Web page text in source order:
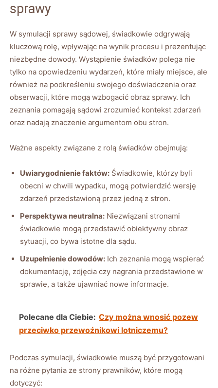
sprawy
W symulacji sprawy sądowej, świadkowie odgrywają
kluczową rolę, wpływając na wynik procesu i prezentując
niezbędne dowody. Wystąpienie świadków polega nie
tylko na opowiedzeniu wydarzeń, które miały miejsce, ale
również na podkreśleniu swojego doświadczenia oraz
obserwacji, które mogą wzbogacić obraz sprawy. Ich
zeznania pomagają sądowi zrozumieć kontekst zdarzeń
oraz nadają znaczenie argumentom obu stron.
Ważne aspekty związane z rolą świadków obejmują:
Uwiarygodnienie faktów: Świadkowie, którzy byli
obecni w chwili wypadku, mogą potwierdzić wersję
zdarzeń przedstawioną przez jedną z stron.
Perspektywa neutralna: Niezwiązani stronami
świadkowie mogą przedstawić obiektywny obraz
sytuacji, co bywa istotne dla sądu.
Uzupełnienie dowodów: Ich zeznania mogą wspierać
dokumentację, zdjęcia czy nagrania przedstawione w
sprawie, a także ujawniać nowe informacje.
Polecane dla Ciebie: Czy można wnosić pozew
przeciwko przewoźnikowi lotniczemu?
Podczas symulacji, świadkowie muszą być przygotowani
na różne pytania ze strony prawników, które mogą
dotyczyć: